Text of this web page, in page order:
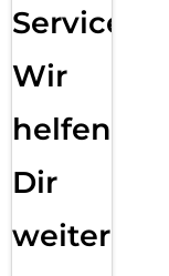
Service:
Wir
helfen
Dir
weiter